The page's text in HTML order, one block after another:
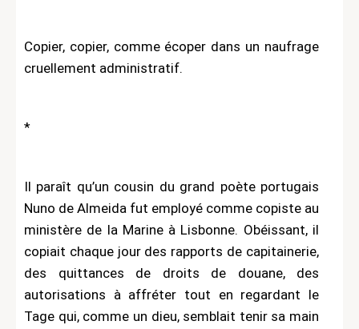
Copier, copier, comme écoper dans un naufrage
cruellement administratif.
*
Il paraît qu’un cousin du grand poète portugais
Nuno de Almeida fut employé comme copiste au
ministère de la Marine à Lisbonne. Obéissant, il
copiait chaque jour des rapports de capitainerie,
des quittances de droits de douane, des
autorisations à affréter tout en regardant le
Tage qui, comme un dieu, semblait tenir sa main